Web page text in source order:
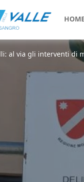
HOME
al via gli interventi di